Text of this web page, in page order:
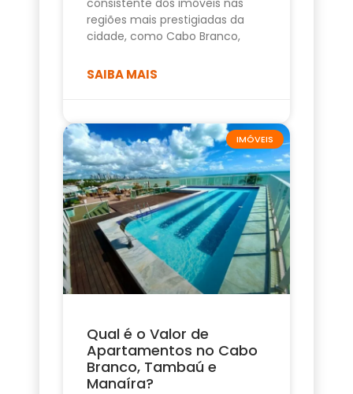
consistente dos imóveis nas
regiões mais prestigiadas da
cidade, como Cabo Branco,
SAIBA MAIS
IMÓVEIS
Qual é o Valor de
Apartamentos no Cabo
Branco, Tambaú e
Manaíra?